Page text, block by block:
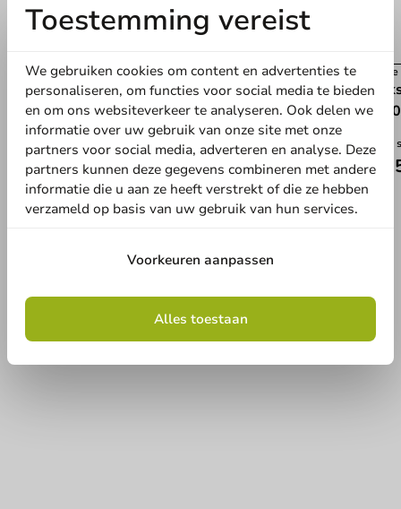
Koffie Benodigdheden
Deksel wit (PS) voor koffiebeker ⌀80mm/8oz -
1.000 st.
1000 stuks
€ 23,60
-
1000
€
Toestemming vereist
We gebruiken cookies om content en advertenties te
personaliseren, om functies voor social media te bieden
en om ons websiteverkeer te analyseren. Ook delen we
informatie over uw gebruik van onze site met onze
partners voor social media, adverteren en analyse. Deze
partners kunnen deze gegevens combineren met andere
informatie die u aan ze heeft verstrekt of die ze hebben
verzameld op basis van uw gebruik van hun services.
Voorkeuren aanpassen
Alles toestaan